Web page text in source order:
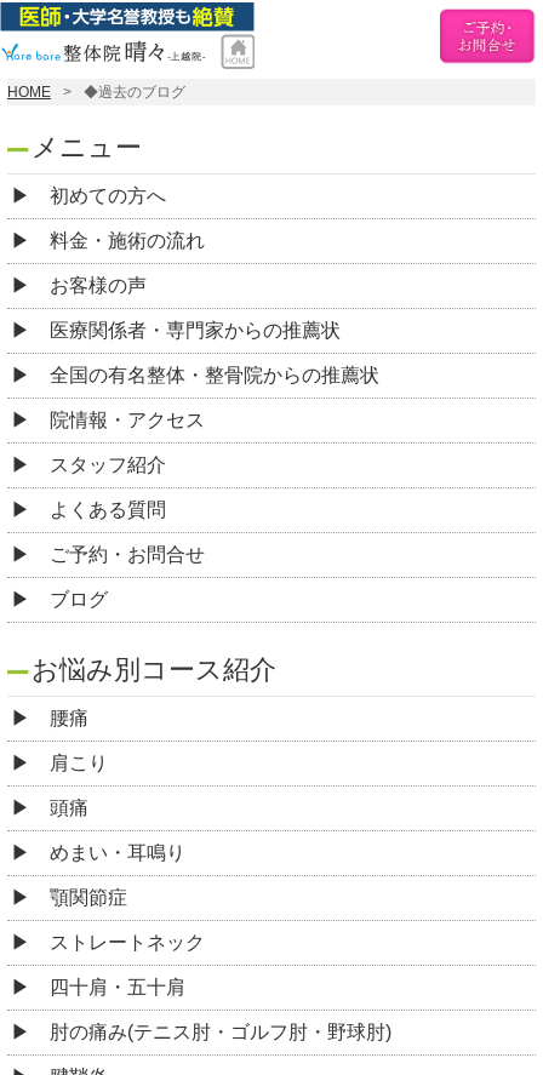
HOME ◆過去のブログ
メニュー
初めての方へ
料金・施術の流れ
お客様の声
医療関係者・専門家からの推薦状
全国の有名整体・整骨院からの推薦状
院情報・アクセス
スタッフ紹介
よくある質問
ご予約・お問合せ
ブログ
お悩み別コース紹介
腰痛
肩こり
頭痛
めまい・耳鳴り
顎関節症
ストレートネック
四十肩・五十肩
肘の痛み(テニス肘・ゴルフ肘・野球肘)